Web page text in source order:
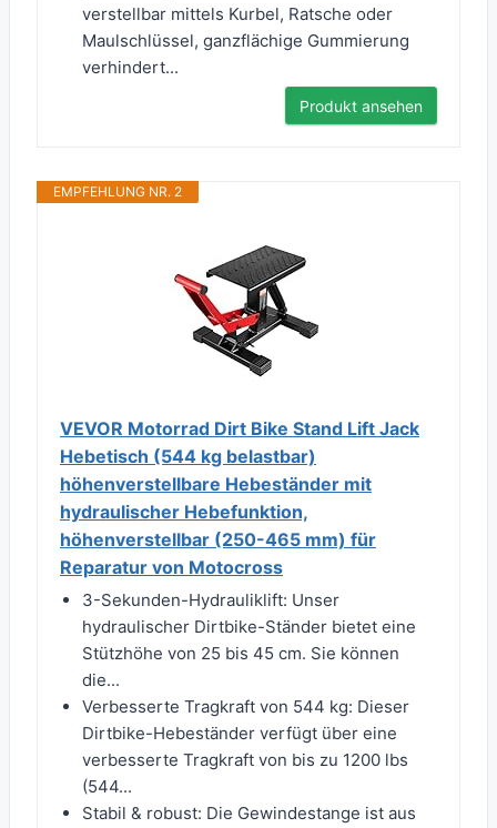
verstellbar mittels Kurbel, Ratsche oder
Maulschlüssel, ganzflächige Gummierung
verhindert...
Produkt ansehen
EMPFEHLUNG NR. 2
VEVOR Motorrad Dirt Bike Stand Lift Jack
Hebetisch (544 kg belastbar)
höhenverstellbare Hebeständer mit
hydraulischer Hebefunktion,
höhenverstellbar (250-465 mm) für
Reparatur von Motocross
3-Sekunden-Hydrauliklift: Unser
hydraulischer Dirtbike-Ständer bietet eine
Stützhöhe von 25 bis 45 cm. Sie können
die...
Verbesserte Tragkraft von 544 kg: Dieser
Dirtbike-Hebeständer verfügt über eine
verbesserte Tragkraft von bis zu 1200 lbs
(544...
Stabil & robust: Die Gewindestange ist aus